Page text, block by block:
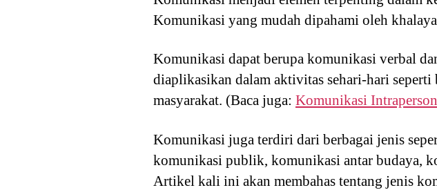
Komunikasi yang mudah dipahami oleh
Komunikasi dapat berupa komunikasi verbal
diaplikasikan dalam aktivitas sehari-hari
masyarakat. (Baca juga: Komunikasi
Komunikasi juga terdiri dari berbagai jenis
komunikasi publik, komunikasi antar budaya,
Artikel kali ini akan membahas tentang jenis